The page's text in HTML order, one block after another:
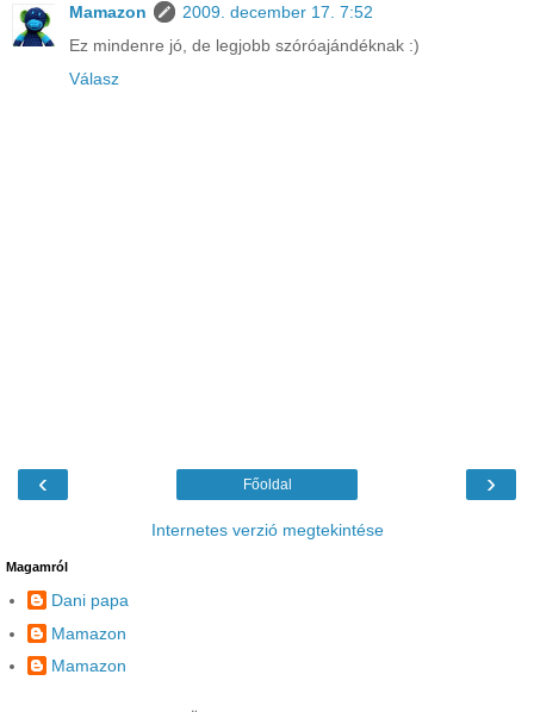
Mamazon
2009. december 17. 7:52
Ez mindenre jó, de legjobb szóróajándéknak :)
Válasz
‹ ›
Főoldal
Internetes verzió megtekintése
Magamról
Dani papa
Mamazon
Mamazon